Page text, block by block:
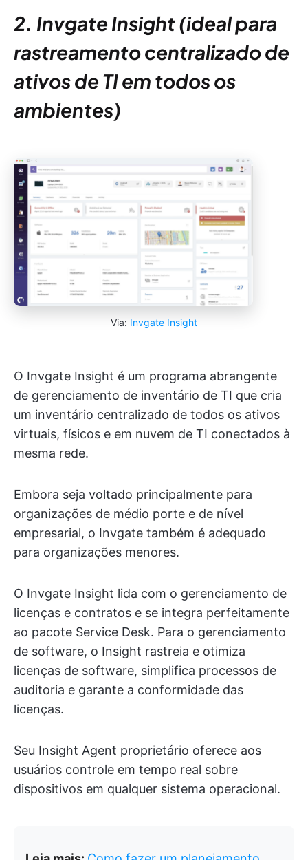
2. Invgate Insight (ideal para
rastreamento centralizado de
ativos de TI em todos os
ambientes)
Via: Invgate Insight
O Invgate Insight é um programa abrangente
de gerenciamento de inventário de TI que cria
um inventário centralizado de todos os ativos
virtuais, físicos e em nuvem de TI conectados à
mesma rede.
Embora seja voltado principalmente para
organizações de médio porte e de nível
empresarial, o Invgate também é adequado
para organizações menores.
O Invgate Insight lida com o gerenciamento de
licenças e contratos e se integra perfeitamente
ao pacote Service Desk. Para o gerenciamento
de software, o Insight rastreia e otimiza
licenças de software, simplifica processos de
auditoria e garante a conformidade das
licenças.
Seu Insight Agent proprietário oferece aos
usuários controle em tempo real sobre
dispositivos em qualquer sistema operacional.